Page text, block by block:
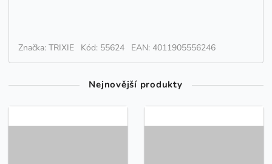
Značka: TRIXIE Kód: 55624 EAN: 4011905556246
Nejnovější produkty